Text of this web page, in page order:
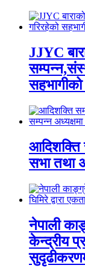
JJYC
आदिशक्ति
सभा तथा
नेपाली
केन्द्रीय